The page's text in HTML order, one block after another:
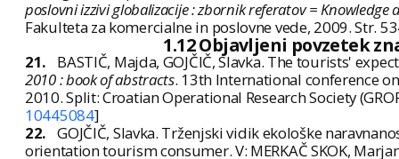
poslovni izzivi globalizacije : zbornik referatov =
Fakulteta za komercialne in poslovne vede, 2009. Str.
1.12 Objavljeni povzetek
21.
BASTIČ, Majda, GOJČIČ, Slavka. The tourists'
2010 : book of abstracts. 13th International conference
2010. Split: Croatian Operational Research Society
10445084]
22. GOJČIČ, Slavka. Trženjski vidik ekološke
orientation tourism consumer. V: MERKAČ SKOK,